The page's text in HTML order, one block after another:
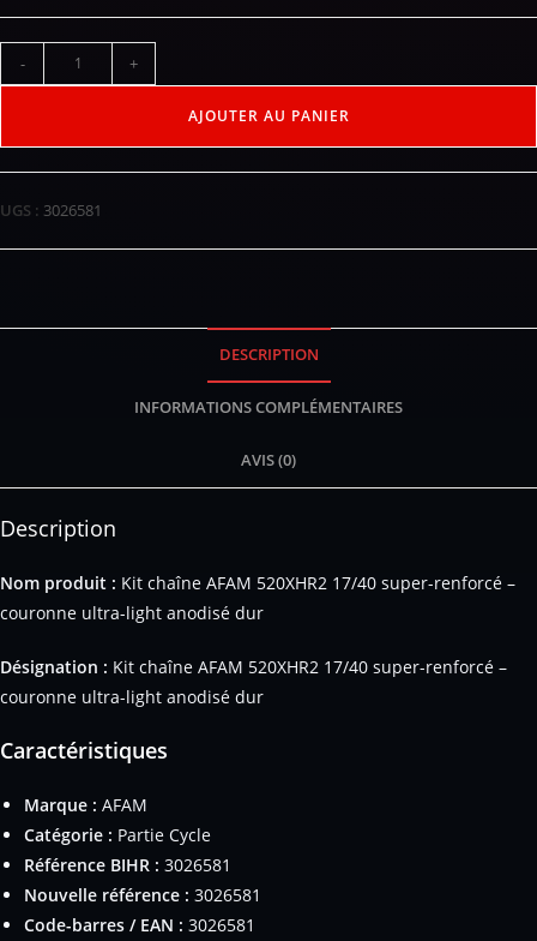
- +
AJOUTER AU PANIER
UGS : 3026581
DESCRIPTION
INFORMATIONS COMPLÉMENTAIRES
AVIS (0)
Description
Nom produit : Kit chaîne AFAM 520XHR2 17/40 super-renforcé –
couronne ultra-light anodisé dur
Désignation : Kit chaîne AFAM 520XHR2 17/40 super-renforcé –
couronne ultra-light anodisé dur
Caractéristiques
Marque : AFAM
Catégorie : Partie Cycle
Référence BIHR : 3026581
Nouvelle référence : 3026581
Code-barres / EAN : 3026581